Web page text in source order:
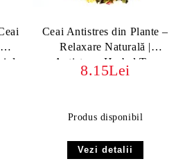
de
Ceai Antistres din Plante –
Relaxare Naturală |
Antistress Herbal Tea
8.15Lei
Produs disponibil
Vezi detalii